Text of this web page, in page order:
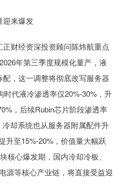
迎来爆发
财经资深投资顾问陈炜航重点
年第三季度规模化量产，液
，这一调整将彻底改写服务器
代液冷渗透率仅20%-30%，升
，后续Rubin芯片阶段渗透率
却系统也从服务器附属配件升
升至15%-20%，价值量大幅跃
核心爆发期，国内冷却冷板、
源等核心产业链，将直接受益迎